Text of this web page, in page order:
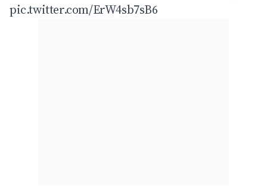
pic.twitter.com/ErW4sb7sB6